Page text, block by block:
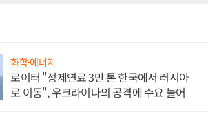
화학·에너지
로이터 "정제연료 3만 톤 한국에서 러시아
로 이동", 우크라이나의 공격에 수요 늘어